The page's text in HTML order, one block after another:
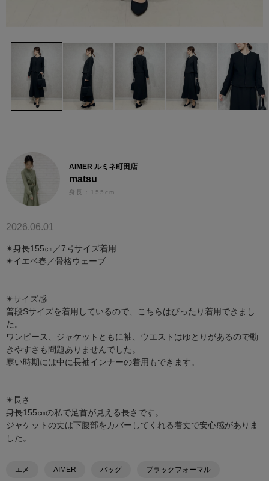
AIMER ルミネ町田店
matsu
身長：155cm
2026.06.01
✴︎身長155㎝／7号サイズ着用
✴︎イエベ春／骨格ウェーブ
✴︎サイズ感
普段Sサイズを着用しているので、こちらはぴったり着用できまし
た。
ワンピース、ジャケットともに袖、ウエストはゆとりがあるので動
きやすさも問題ありませんでした。
寒い時期には中に長袖インナーの着用もできます。
✴︎長さ
身長155㎝の私で足首が見える長さです。
ジャケットの丈は下腹部をカバーしてくれる着丈で安心感がありま
した。
エメ AIMER バッグ ブラックフォーマル